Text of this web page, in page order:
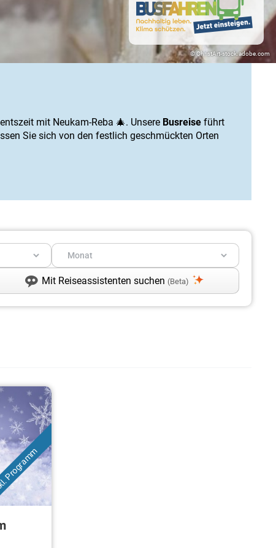
© ChristArt-stock.adobe.com
mit Neukam-Reba 🎄. Unsere Busreise führt
Sie sich von den festlich geschmückten Orten
Mit Reiseassistenten suchen (Beta)